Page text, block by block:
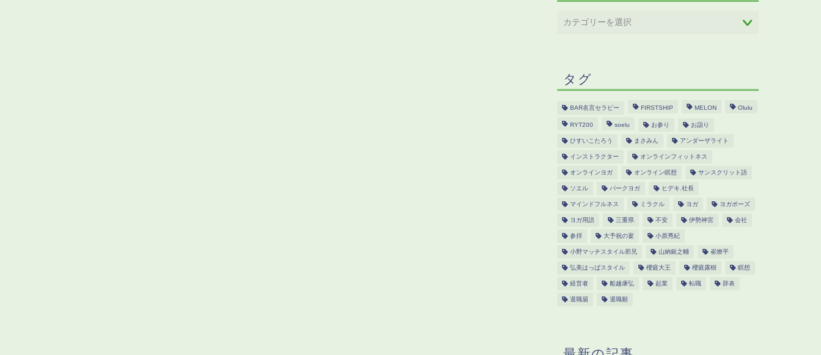
タグ
BAR名言セラピー FIRSTSHIP MELON Olulu
RYT200 soelu お参り お詣り
ひすいこたろう まさみん アンダーザライト
インストラクター オンラインフィットネス
オンラインヨガ オンライン瞑想 サンスクリット語
ソエル パークヨガ ヒデキ.社長
マインドフルネス ミラクル ヨガ ヨガポーズ
ヨガ用語 三重県 不安 伊勢神宮 会社
参拝 大予祝の宴 小原秀紀
小野マッチスタイル邪兄 山納銀之輔 崔燎平
弘美はっぱスタイル 櫻庭大王 櫻庭露樹 瞑想
経営者 船越康弘 起業 転職 辞表
退職届 退職願